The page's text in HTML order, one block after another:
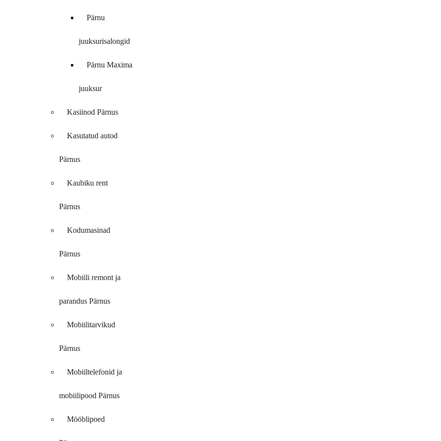
Pärnu
juuksurisalongid
Pärnu Maxima
juuksur
Kasiinod Pärnus
Kasutatud autod
Pärnus
Kaubiku rent
Pärnus
Kodumasinad
Pärnus
Mobiili remont ja
parandus Pärnus
Mobiilitarvikud
Pärnus
Mobiiltelefonid ja
mobiilipood Pärnus
Mööblipoed